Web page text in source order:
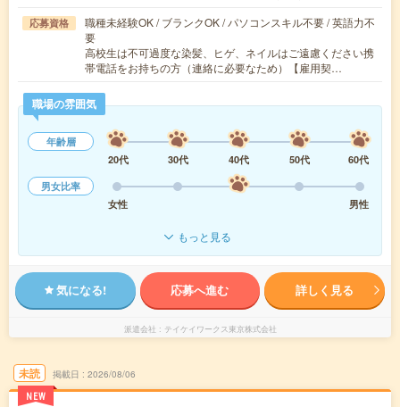
応募資格
職種未経験OK / ブランクOK / パソコンスキル不要 / 英語力不
要
高校生は不可過度な染髪、ヒゲ、ネイルはご遠慮ください携
帯電話をお持ちの方（連絡に必要なため）【雇用契…
職場の雰囲気
年齢層
20代
30代 40代 50代
60代
男女比率
女性
男性
もっと見る
気になる! 応募へ進む 詳しく見る
派遣会社 テイケイワークス東京株式会社
未読
NEW
掲載日 2026/08/06